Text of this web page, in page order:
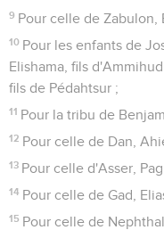
9 Pour celle de Zabulon,
10 Pour les enfants de
Elishama, fils
fils de Pédahtsur ;
11 Pour la tribu de
12 Pour celle de Dan,
13 Pour celle d'Asser,
14 Pour celle de Gad,
15 Pour celle de